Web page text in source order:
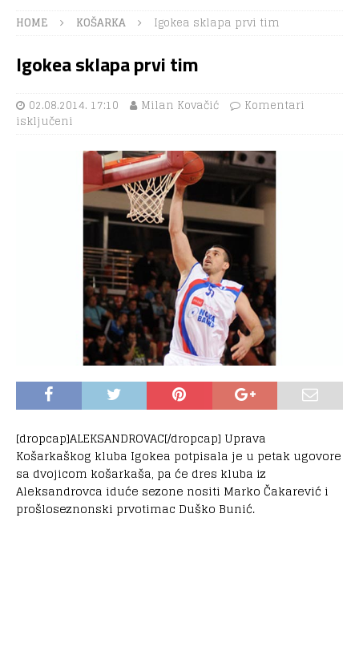
HOME KOŠARKA Igokea sklapa prvi tim
Igokea sklapa prvi tim
02.08.2014. 17:10 Milan Kovačić
Komentari
isključeni
[dropcap]ALEKSANDROVAC[/dropcap] Uprava
Košarkaškog kluba Igokea potpisala je u petak ugovore
sa dvojicom košarkaša, pa će dres kluba iz
Aleksandrovca iduće sezone nositi Marko Čakarević i
prošloseznonski prvotimac Duško Bunić.